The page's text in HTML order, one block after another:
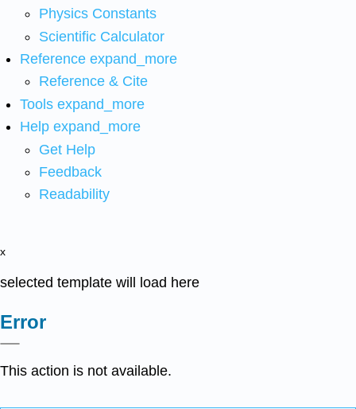
Physics Constants
Scientific Calculator
Reference expand_more
Reference & Cite
Tools expand_more
Help expand_more
Get Help
Feedback
Readability
x
selected template will load here
Error
This action is not available.